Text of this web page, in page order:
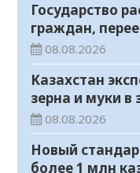
Государство
граждан,
регионы для
08.08.2026
Казахстан
зерна и муки в
08.08.2026
Новый
более 1 млн